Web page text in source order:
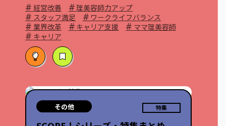
# 経営改善 #理美容師力アップ
# スタッフ満足 # ワークライフバランス
# 業界改革 # キャリア支援 # ママ理美容師
# キャリア
その他 特集